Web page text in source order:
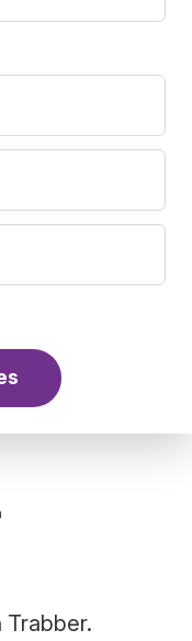
Trabber.